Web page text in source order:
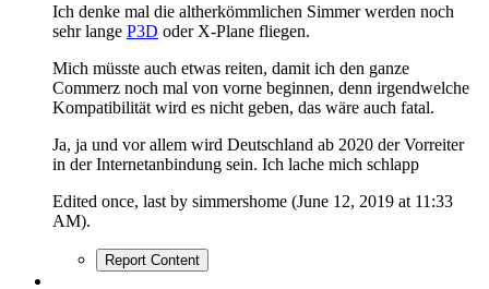
Ich denke mal die altherkömmlichen Simmer werden noch
sehr lange P3D oder X-Plane fliegen.
Mich müsste auch etwas reiten, damit ich den ganze
Commerz noch mal von vorne beginnen, denn irgendwelche
Kompatibilität wird es nicht geben, das wäre auch fatal.
Ja, ja und vor allem wird Deutschland ab 2020 der Vorreiter
in der Internetanbindung sein. Ich lache mich schlapp
Edited once, last by simmershome (June 12, 2019 at 11:33
AM).
Report Content